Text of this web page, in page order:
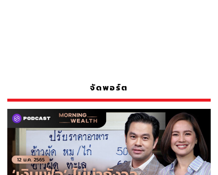
จัดพอร์ต